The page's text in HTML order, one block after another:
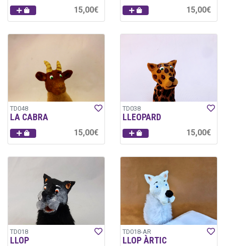
15,00€ 15,00€
TD048
LA CABRA
15,00€
TD038
LLEOPARD
15,00€
TD018
LLOP
TD018-AR
LLOP ÀRTIC